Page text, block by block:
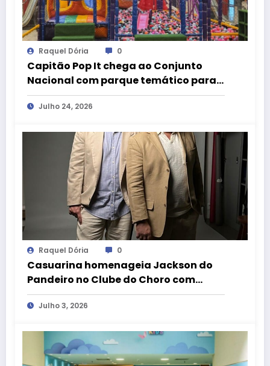
Raquel Dória 0
Capitão Pop It chega ao Conjunto
Nacional com parque temático para
crianças nas férias de julho
Julho 24, 2026
Raquel Dória 0
Casuarina homenageia Jackson do
Pandeiro no Clube do Choro com
shows nos dias 10 e 11 de julho
Julho 3, 2026